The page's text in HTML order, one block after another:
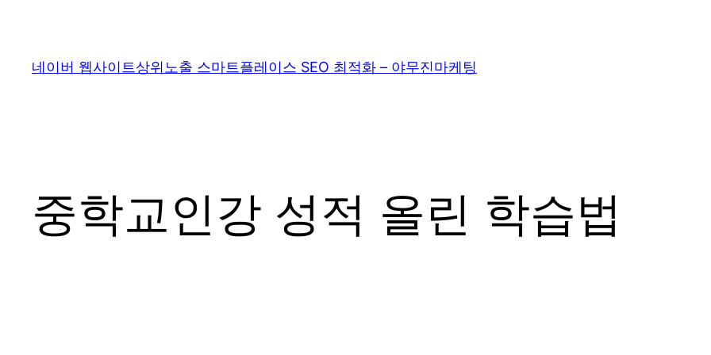
네이버 웹사이트상위노출 스마트플레이스 SEO 최적화 – 야무진마케팅
중학교인강 성적 올린 학습법